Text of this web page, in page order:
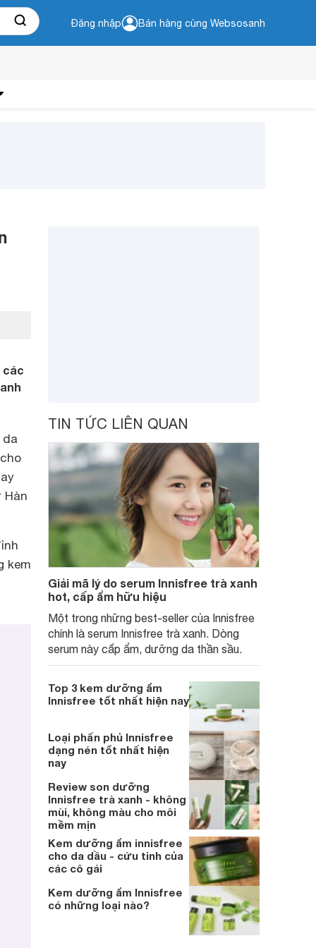
Đăng nhập Bán hàng cùng Websosanh
các
da
Hàn
kem
TIN TỨC LIÊN QUAN
Giải mã lý do serum Innisfree trà xanh
hot, cấp ẩm hữu hiệu
Một trong những best-seller của Innisfree
chính là serum Innisfree trà xanh. Dòng
serum này cấp ẩm, dưỡng da thần sầu.
Top 3 kem dưỡng ẩm
Innisfree tốt nhất hiện nay
Loại phấn phủ Innisfree
dạng nén tốt nhất hiện
nay
Review son dưỡng
Innisfree trà xanh - không
mùi, không màu cho môi
mềm mịn
Kem dưỡng ẩm innisfree
cho da dầu - cứu tinh của
các cô gái
Kem dưỡng ẩm Innisfree
có những loại nào?